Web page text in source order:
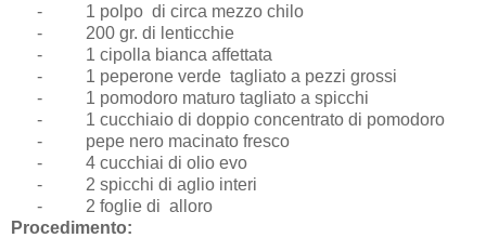
-
1 polpo di circa mezzo chilo
-
200 gr. di lenticchie
-
1 cipolla bianca affettata
-
1 peperone verde tagliato a pezzi grossi
-
1 pomodoro maturo tagliato a spicchi
-
1 cucchiaio di doppio concentrato di pomodoro
-
pepe nero macinato fresco
-
4 cucchiai di olio evo
-
2 spicchi di aglio interi
-
2 foglie di alloro
Procedimento: